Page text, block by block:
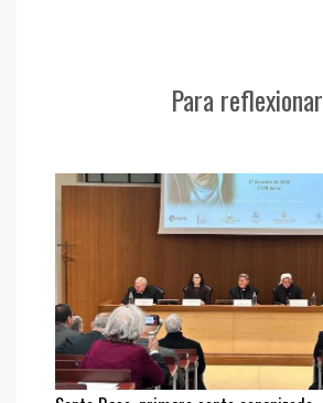
Para reflexionar